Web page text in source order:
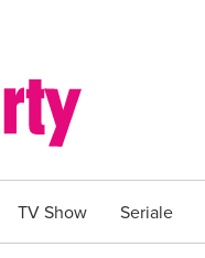
TV Show Seriale